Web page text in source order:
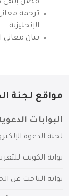
فضل إلهي
ترجمة
الإنجليزية
بيان معاني
مواقع لجنة
البوابات
لجنة الدعوة
بوابة الكويت
بوابة الباحث عن